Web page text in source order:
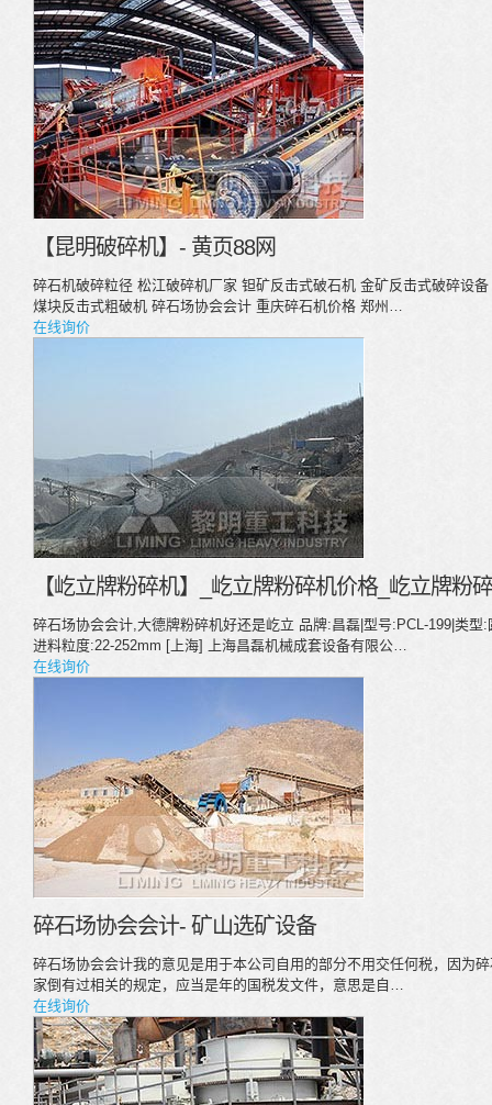
【昆明破碎机】- 黄页88网
碎石机破碎粒径 松江破碎机厂家 钽矿反击式破石机 金矿反击式破碎设
煤块反击式粗破机 碎石场协会会计 重庆碎石机价格 郑州…
在线询价
【屹立牌粉碎机】_屹立牌粉碎机价格_屹立牌粉
碎石场协会会计,大德牌粉碎机好还是屹立 品牌:昌磊|型号:PCL-199|类
进料粒度:22-252mm [上海] 上海昌磊机械成套设备有限公…
在线询价
碎石场协会会计- 矿山选矿设备
碎石场协会会计我的意见是用于本公司自用的部分不用交任何税，因为
家倒有过相关的规定，应当是年的国税发文件，意思是自…
在线询价